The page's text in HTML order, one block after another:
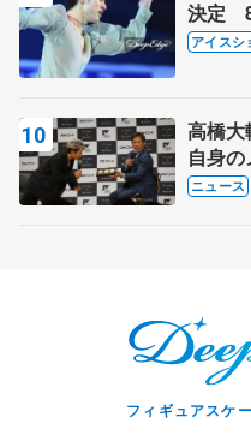
決定
静香さ
アイスシ
高橋
自身
ス兄弟
ニュース
フィギュアスケ